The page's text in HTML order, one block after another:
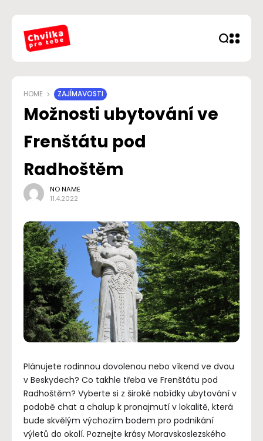
HOME ZAJÍMAVOSTI
Možnosti ubytování ve
Frenštátu pod
Radhoštěm
NO NAME
11.4.2022
Plánujete rodinnou dovolenou nebo víkend ve dvou
v Beskydech? Co takhle třeba ve Frenštátu pod
Radhoštěm? Vyberte si z široké nabídky ubytování v
podobě chat a chalup k pronajmutí v lokalitě, která
bude skvělým výchozím bodem pro podnikání
výletů do okolí. Poznejte krásy Moravskoslezského